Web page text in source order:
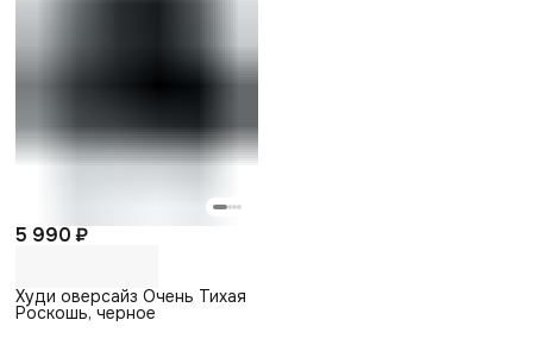
5 990 ₽
Худи оверсайз Очень Тихая
Роскошь, черное